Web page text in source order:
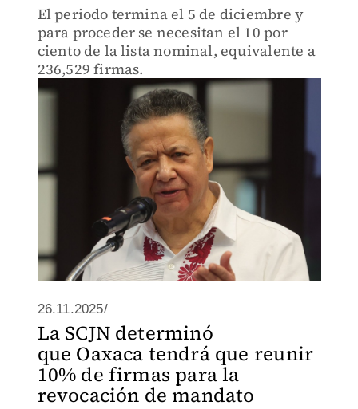
El periodo termina el 5 de diciembre y
para proceder se necesitan el 10 por
ciento de la lista nominal, equivalente a
236,529 firmas.
26.11.2025/
La SCJN determinó
que Oaxaca tendrá que reunir
10% de firmas para la
revocación de mandato